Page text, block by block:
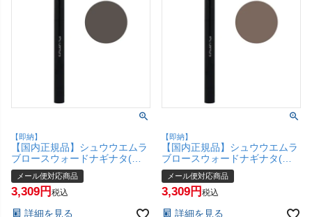
【即納】
【国内正規品】シュウウエムラ
ブロースウォードナギナタ(ケ
ース＋カートリッジ) #ストーン
グレイ【なぎなた削り アイブロ
ウ アイブローペンシル 眉】
品】【SBT】(6057219)
メール便対応商品
3,309 税込
詳細を見る
【即納】
【国内正規品】シュウウエムラ
ブロースウォードナギナタ(ケ
ース＋カートリッジ) #エイコー
ン【なぎなた削り アイブロウ
アイブローペンシル 眉】 shu
【SBT】(6057217)
メール便対応商品
3,309 税込
詳細を見る